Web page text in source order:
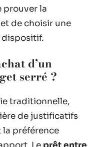
prouver la
de choisir une
dispositif.
d’un
serré ?
traditionnelle,
de justificatifs
la préférence